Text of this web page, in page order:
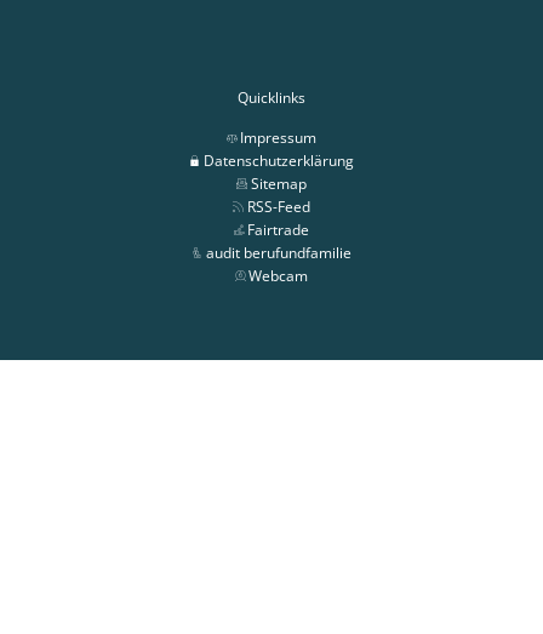
Quicklinks
Impressum
Datenschutzerklärung
Sitemap
RSS-Feed
Fairtrade
audit berufundfamilie
Webcam